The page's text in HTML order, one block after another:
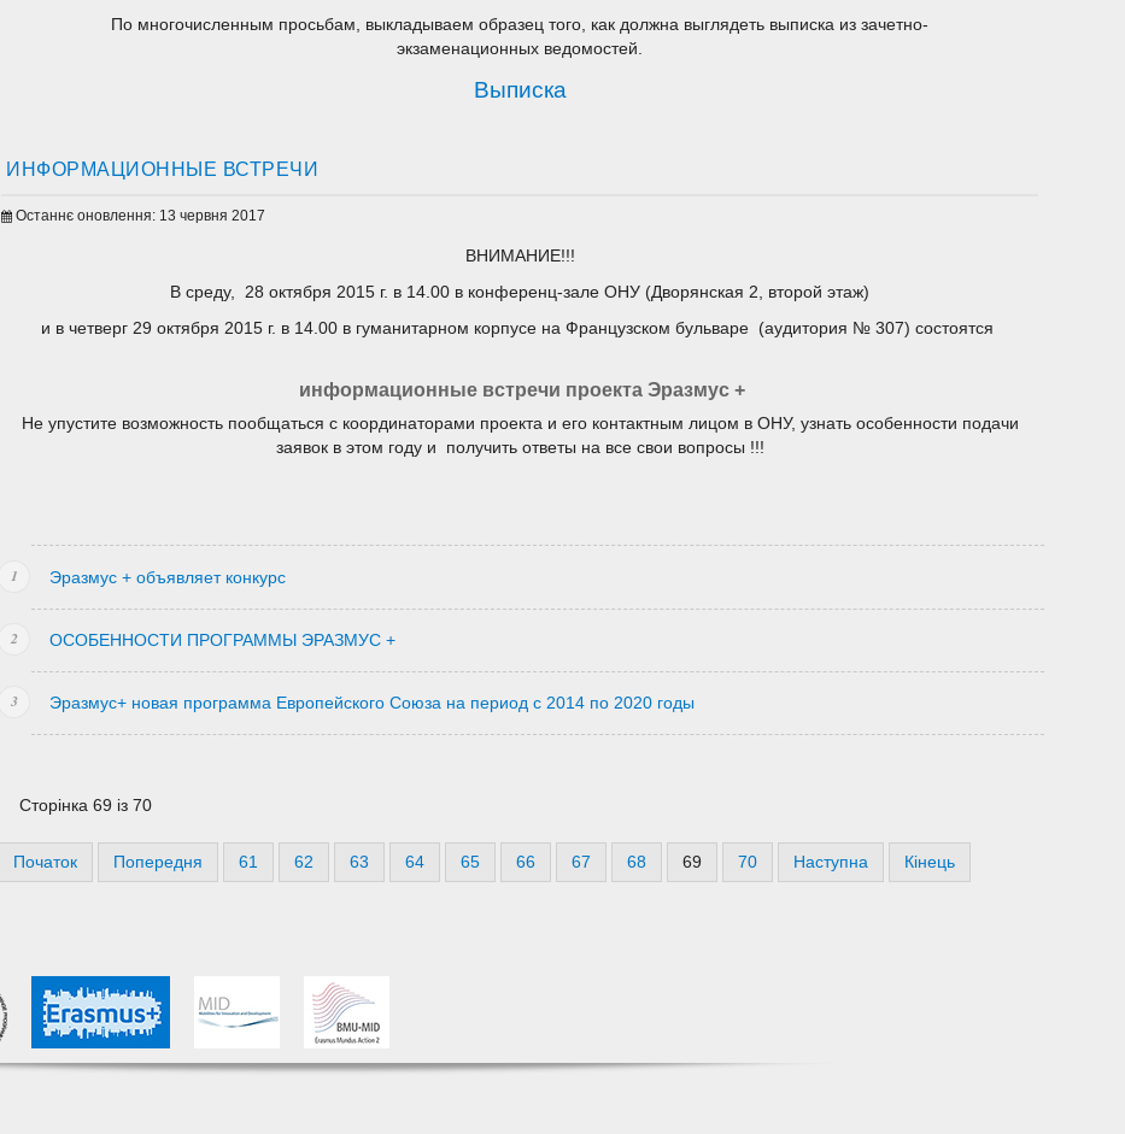
По многочисленным просьбам, выкладываем образец того, как должна выглядеть выписка из зачетно-
экзаменационных ведомостей.
Выписка
ИНФОРМАЦИОННЫЕ ВСТРЕЧИ
Останнє оновлення: 13 червня 2017
ВНИМАНИЕ!!!
В среду, 28 октября 2015 г. в 14.00 в конференц-зале ОНУ (Дворянская 2, второй этаж)
и в четверг 29 октября 2015 г. в 14.00 в гуманитарном корпусе на Французском бульваре (аудитория № 307) состоятся
информационные встречи проекта Эразмус +
Не упустите возможность пообщаться с координаторами проекта и его контактным лицом в ОНУ, узнать особенности подачи
заявок в этом году и получить ответы на все свои вопросы !!!
Эразмус + объявляет конкурс
ОСОБЕННОСТИ ПРОГРАММЫ ЭРАЗМУС +
Эразмус+ новая программа Европейского Союза на период с 2014 по 2020 годы
Сторінка 69 із 70
Початок Попередня 61 62 63 64 65 66 67 68 69 70 Наступна Кінець